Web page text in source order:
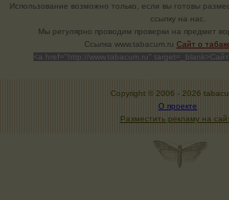
Использование возможно только, если вы готовы
ссылку на нас.
Мы регулярно проводим проверки на предмет
Cсылка www.tabacum.ru Сайт о
<a href="http://www.tabacum.ru"
Copyright © 2006 - 2026
О проекте
Разместить рекламу на